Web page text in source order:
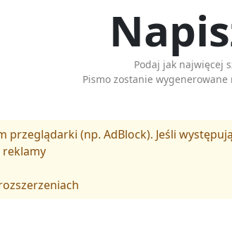
Podaj jak najwięcej
Pismo zostanie
(np. AdBlock). Jeśli
reklamy